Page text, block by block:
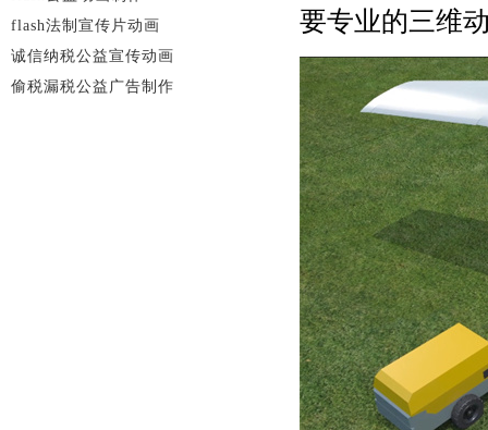
要专业的三维
flash法制宣传片动画
诚信纳税公益宣传动画
偷税漏税公益广告制作